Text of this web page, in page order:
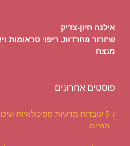
אילנה חיון-צדיק
שחרור מחרדות, ריפוי טראומות
מנצח
פוסטים אחרונים
5 עובדות מדעיות פסיכולוגיות
החיים